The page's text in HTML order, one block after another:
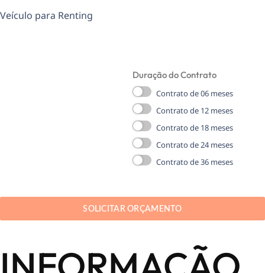
Veículo para Renting
Duração do Contrato
Contrato de 06 meses
Contrato de 12 meses
Contrato de 18 meses
Contrato de 24 meses
Contrato de 36 meses
SOLICITAR ORÇAMENTO